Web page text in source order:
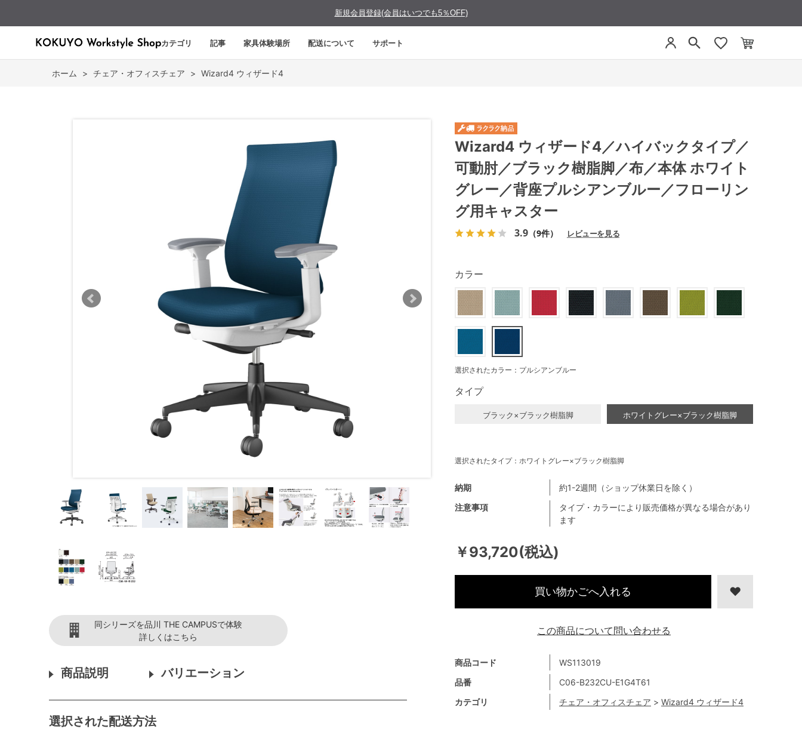
新規会員登録(会員はいつでも5％OFF)
カテゴリ 記事 家具体験場所 配送について サポート
ホーム > チェア・オフィスチェア > Wizard4 ウィザード4
同シリーズを品川 THE CAMPUSで体験
詳しくはこちら
商品説明 バリエーション
選択された配送方法
Wizard4 ウィザード4／ハイバックタイプ／
可動肘／ブラック樹脂脚／布／本体 ホワイト
グレー／背座プルシアンブルー／フローリン
グ用キャスター
3.9 （9件） レビューを見る
￥93,720(税込)
商品コード
WS113019
品番
C06-B232CU-E1G4T61
カテゴリ
チェア・オフィスチェア > Wizard4 ウィザード4
注意事項
タイプ・カラーにより販売価格が異なる場合があり
ます
納期 約1-2週間（ショップ休業日を除く）
カラー
選択されたカラー：プルシアンブルー
タイプ
ブラック×ブラック樹脂脚 ホワイトグレー×ブラック樹脂脚
選択されたタイプ：ホワイトグレー×ブラック樹脂脚
買い物かごへ入れる
この商品について問い合わせる